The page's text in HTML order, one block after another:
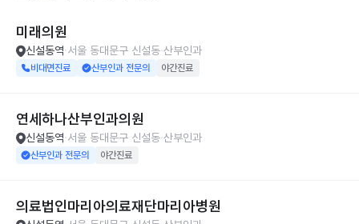
미래의원
신설동역 서울 동대문구 신설동 산부인과
비대면진료 산부인과 전문의 야간진료
연세하나산부인과의원
신설동역 서울 동대문구 신설동 산부인과
산부인과 전문의 야간진료
의료법인마리아의료재단마리아병원